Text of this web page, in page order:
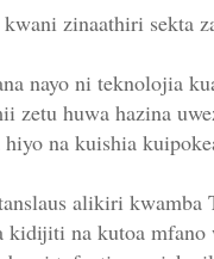
zinaathiri sekta
nayo ni teknolojia
zetu huwa hazina
na kuishia
alikiri kwamba
kidijiti na kutoa